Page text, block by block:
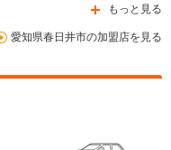
もっと見る
愛知県春日井市の加盟店を見る